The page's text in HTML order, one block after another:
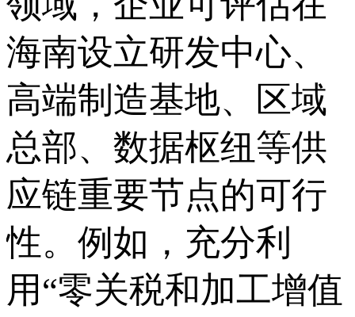
海南设立研发中心、
高端制造基地、区域
总部、数据枢纽等供
应链重要节点的可行
性。例如，充分利
用“零关税和加工增值